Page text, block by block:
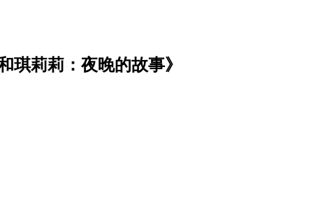
琪莉莉：夜晚的故事》